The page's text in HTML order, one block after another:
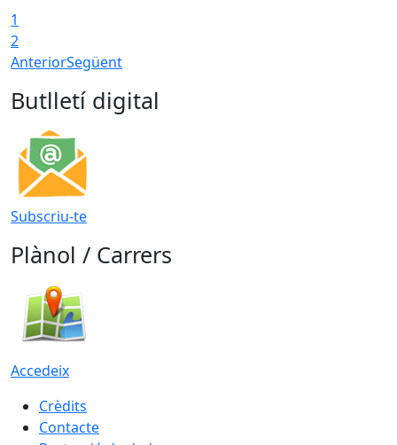
1
2
AnteriorSegüent
Butlletí digital
Subscriu-te
Plànol / Carrers
Accedeix
Crèdits
Contacte